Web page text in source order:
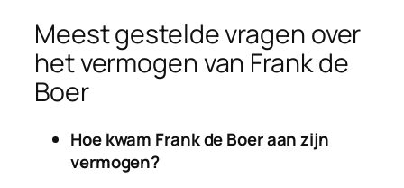
Meest gestelde vragen over
het vermogen van Frank de
Boer
Hoe kwam Frank de Boer aan zijn
vermogen?